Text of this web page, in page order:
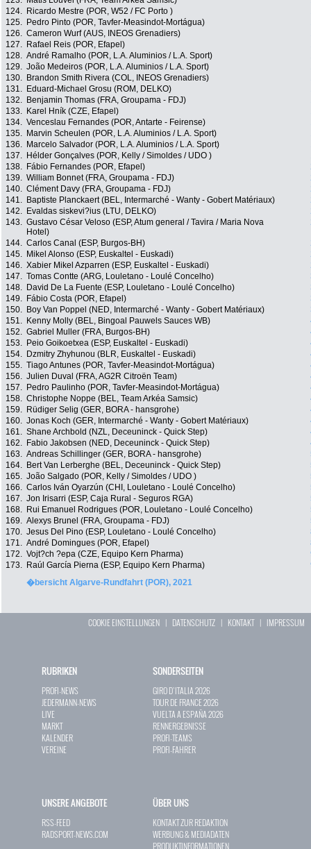
124.
Ricardo Mestre (POR, W52 / FC Porto )
125.
Pedro Pinto (POR, Tavfer-Measindot-Mortágua)
126. Cameron Wurf (AUS, INEOS Grenadiers)
127.
Rafael Reis (POR, Efapel)
128. André Ramalho (POR, L.A. Aluminios / L.A. Sport)
129. João Medeiros (POR, L.A. Aluminios / L.A. Sport)
130.
Brandon Smith Rivera (COL, INEOS Grenadiers)
131.
Eduard-Michael Grosu (ROM, DELKO)
132.
Benjamin Thomas (FRA, Groupama - FDJ)
133.
Karel Hník (CZE, Efapel)
134. Venceslau Fernandes (POR, Antarte - Feirense)
135.
Marvin Scheulen (POR, L.A. Aluminios / L.A. Sport)
136.
Marcelo Salvador (POR, L.A. Aluminios / L.A. Sport)
137.
Hélder Gonçalves (POR, Kelly / Simoldes / UDO )
138.
Fábio Fernandes (POR, Efapel)
139. William Bonnet (FRA, Groupama - FDJ)
140. Clément Davy (FRA, Groupama - FDJ)
141.
Baptiste Planckaert (BEL, Intermarché - Wanty - Gobert Matériaux)
142.
Evaldas siskevi?ius (LTU, DELKO)
143. Gustavo César Veloso (ESP, Atum general / Tavira / Maria Nova
Hotel)
144. Carlos Canal (ESP, Burgos-BH)
145.
Mikel Alonso (ESP, Euskaltel - Euskadi)
146. Xabier Mikel Azparren (ESP, Euskaltel - Euskadi)
147. Tomas Contte (ARG, Louletano - Loulé Concelho)
148.
David De La Fuente (ESP, Louletano - Loulé Concelho)
149.
Fábio Costa (POR, Efapel)
150.
Boy Van Poppel (NED, Intermarché - Wanty - Gobert Matériaux)
151.
Kenny Molly (BEL, Bingoal Pauwels Sauces WB)
152. Gabriel Muller (FRA, Burgos-BH)
153.
Peio Goikoetxea (ESP, Euskaltel - Euskadi)
154.
Dzmitry Zhyhunou (BLR, Euskaltel - Euskadi)
155. Tiago Antunes (POR, Tavfer-Measindot-Mortágua)
156. Julien Duval (FRA, AG2R Citroën Team)
157.
Pedro Paulinho (POR, Tavfer-Measindot-Mortágua)
158. Christophe Noppe (BEL, Team Arkéa Samsic)
159.
Rüdiger Selig (GER, BORA - hansgrohe)
160. Jonas Koch (GER, Intermarché - Wanty - Gobert Matériaux)
161. Shane Archbold (NZL, Deceuninck - Quick Step)
162.
Fabio Jakobsen (NED, Deceuninck - Quick Step)
163. Andreas Schillinger (GER, BORA - hansgrohe)
164.
Bert Van Lerberghe (BEL, Deceuninck - Quick Step)
165. João Salgado (POR, Kelly / Simoldes / UDO )
166. Carlos Iván Oyarzún (CHI, Louletano - Loulé Concelho)
167. Jon Irisarri (ESP, Caja Rural - Seguros RGA)
168.
Rui Emanuel Rodrigues (POR, Louletano - Loulé Concelho)
169. Alexys Brunel (FRA, Groupama - FDJ)
170. Jesus Del Pino (ESP, Louletano - Loulé Concelho)
171. André Domingues (POR, Efapel)
172. Vojt?ch ?epa (CZE, Equipo Kern Pharma)
173.
Raúl García Pierna (ESP, Equipo Kern Pharma)
�bersicht Algarve-Rundfahrt (POR), 2021
COOKIE EINSTELLUNGEN | DATENSCHUTZ | KONTAKT| IMPRESSUM
RUBRIKEN
PROFI-NEWS
JEDERMANN-NEWS
LIVE
MARKT
KALENDER
VEREINE
SONDERSEITEN
GIRO D`ITALIA 2026
TOUR DE FRANCE 2026
VUELTA A ESPAÑA 2026
RENNERGEBNISSE
PROFI-TEAMS
PROFI-FAHRER
UNSERE ANGEBOTE
RSS-FEED
RADSPORT-NEWS.COM
ÜBER UNS
KONTAKT ZUR REDAKTION
WERBUNG & MEDIADATEN
PRODUKTINFORMATIONEN